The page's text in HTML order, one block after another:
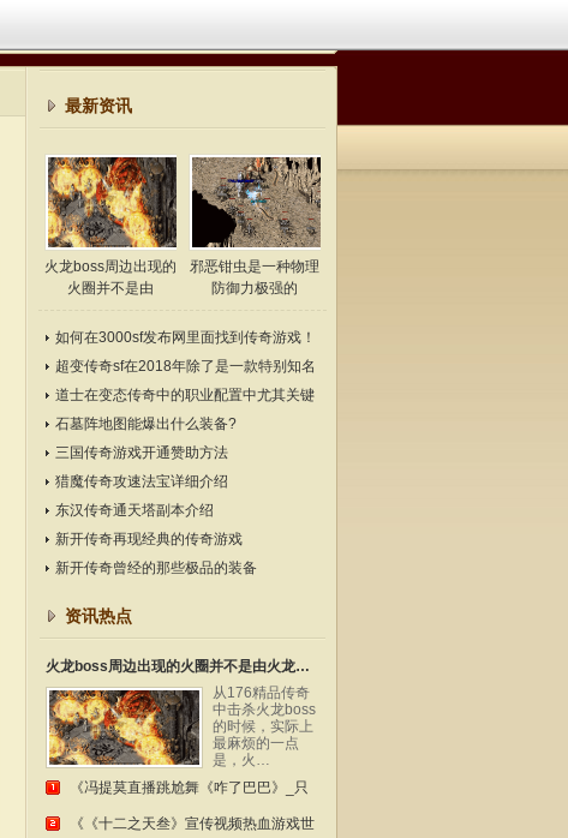
最新资讯
火龙boss周边出现的
火圈并不是由
邪恶钳虫是一种物理
防御力极强的
如何在3000sf发布网里面找到传奇游戏！
超变传奇sf在2018年除了是一款特别知名
的游戏
道士在变态传奇中的职业配置中尤其关键
石墓阵地图能爆出什么装备?
三国传奇游戏开通赞助方法
猎魔传奇攻速法宝详细介绍
东汉传奇通天塔副本介绍
新开传奇再现经典的传奇游戏
新开传奇曾经的那些极品的装备
资讯热点
火龙boss周边出现的火圈并不是由火龙本身召唤
从176精品传奇
中击杀火龙boss
的时候，实际上
最麻烦的一点
是，火…
《冯提莫直播跳尬舞《咋了巴巴》_只
《《十二之天叁》宣传视频热血游戏世